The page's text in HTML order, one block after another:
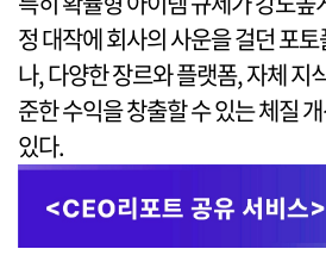
정 대작에 회사의 사운을 걸던 포
나, 다양한 장르와 플랫폼, 자체 지
준한 수익을 창출할 수 있는 체질
있다.